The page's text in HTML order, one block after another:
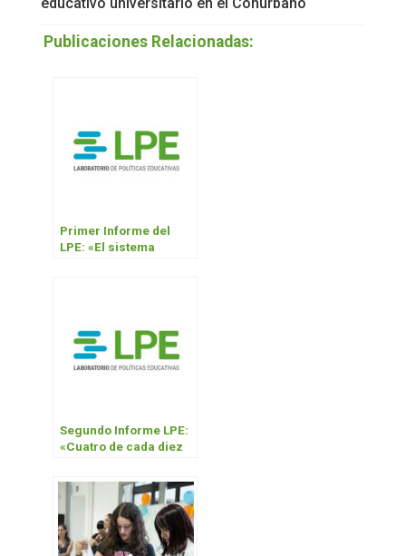
Publicaciones Relacionadas:
Primer Informe del
LPE: «El sistema
Segundo Informe LPE:
«Cuatro de cada diez
universitario, lo hacen
en las universidades
del conurbano
bonaerense»